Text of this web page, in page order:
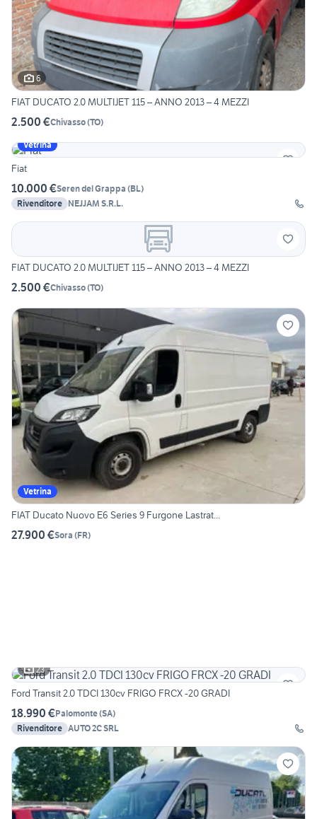
6
FIAT DUCATO 2.0 MULTIJET 115 – ANNO 2013 – 4 MEZZI
2.500 €Chivasso(TO)
Vetrina
Fiat
10.000 €Seren del Grappa (BL)
Rivenditore NEJJAM S.R.L.
FIAT DUCATO 2.0 MULTIJET 115 – ANNO 2013 – 4 MEZZI
2.500 €Chivasso(TO)
Vetrina
FIAT Ducato Nuovo E6 Series 9 Furgone Lastrat...
27.900 €Sora (FR)
23
Ford Transit 2.0 TDCI 130cv FRIGO FRCX -20 GRADI
18.990 €Palomonte(SA)
Rivenditore AUTO 2C SRL